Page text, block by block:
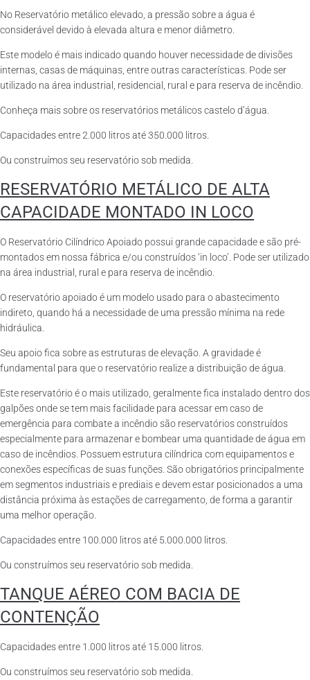
No Reservatório metálico elevado, a pressão sobre a água é
considerável devido à elevada altura e menor diâmetro.
Este modelo é mais indicado quando houver necessidade de divisões
internas, casas de máquinas, entre outras características. Pode ser
utilizado na área industrial, residencial, rural e para reserva de incêndio.
Conheça mais sobre os reservatórios metálicos castelo d’água.
Capacidades entre 2.000 litros até 350.000 litros.
Ou construímos seu reservatório sob medida.
RESERVATÓRIO METÁLICO DE ALTA
CAPACIDADE MONTADO IN LOCO
O Reservatório Cilíndrico Apoiado possui grande capacidade e são pré-
montados em nossa fábrica e/ou construídos ‘in loco’. Pode ser utilizado
na área industrial, rural e para reserva de incêndio.
O reservatório apoiado é um modelo usado para o abastecimento
indireto, quando há a necessidade de uma pressão mínima na rede
hidráulica.
Seu apoio fica sobre as estruturas de elevação. A gravidade é
fundamental para que o reservatório realize a distribuição de água.
Este reservatório é o mais utilizado, geralmente fica instalado dentro dos
galpões onde se tem mais facilidade para acessar em caso de
emergência para combate a incêndio são reservatórios construídos
especialmente para armazenar e bombear uma quantidade de água em
caso de incêndios. Possuem estrutura cilíndrica com equipamentos e
conexões específicas de suas funções. São obrigatórios principalmente
em segmentos industriais e prediais e devem estar posicionados a uma
distância próxima às estações de carregamento, de forma a garantir
uma melhor operação.
Capacidades entre 100.000 litros até 5.000.000 litros.
Ou construímos seu reservatório sob medida.
TANQUE AÉREO COM BACIA DE
CONTENÇÃO
Capacidades entre 1.000 litros até 15.000 litros.
Ou construímos seu reservatório sob medida.